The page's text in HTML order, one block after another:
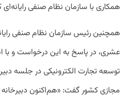
همکاری با سازمان نظام صنفی
همچنین رئیس سازمان نظام صنفی
عشری، در پاسخ به این درخواست و با
توسعه تجارت الکترونیکی در جلسه
مجازی کشور گفت: «هم‌اکنون